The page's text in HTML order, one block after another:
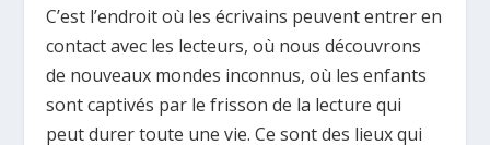
C’est l’endroit où les écrivains peuvent entrer en
contact avec les lecteurs, où nous découvrons
de nouveaux mondes inconnus, où les enfants
sont captivés par le frisson de la lecture qui
peut durer toute une vie. Ce sont des lieux qui